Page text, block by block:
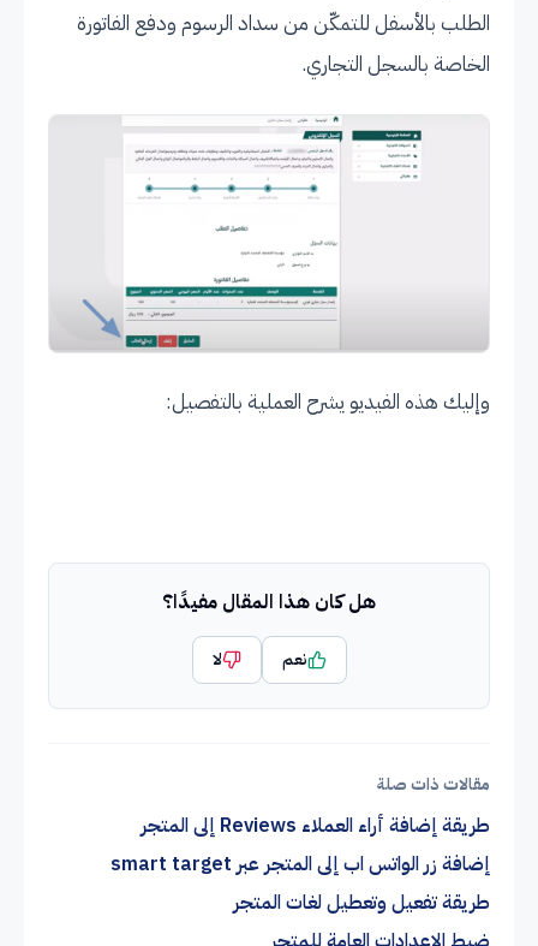
الطلب بالأسفل للتمكّن من سداد الرسوم ودفع الفاتورة
الخاصة بالسجل التجاري.
وإليك هذه الفيديو يشرح العملية بالتفصيل:
هل كان هذا المقال مفيدًا؟
نعم لا
مقالات ذات صلة
طريقة إضافة أراء العملاء Reviews إلى المتجر
إضافة زر الواتس اب إلى المتجر عبر smart target
طريقة تفعيل وتعطيل لغات المتجر